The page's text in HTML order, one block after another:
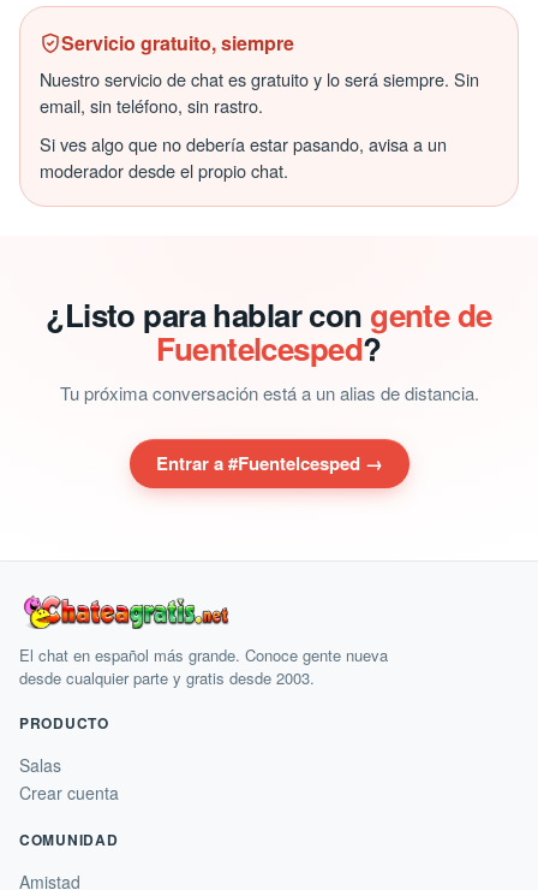
Servicio gratuito, siempre
Nuestro servicio de chat es gratuito y lo será siempre. Sin
email, sin teléfono, sin rastro.
Si ves algo que no debería estar pasando, avisa a un
moderador desde el propio chat.
¿Listo para hablar con gente de
Fuentelcesped?
Tu próxima conversación está a un alias de distancia.
Entrar a #Fuentelcesped →
El chat en español más grande. Conoce gente nueva
desde cualquier parte y gratis desde 2003.
PRODUCTO
Salas
Crear cuenta
COMUNIDAD
Amistad